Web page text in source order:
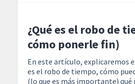
¿Qué es el robo de
cómo ponerle fin)
En este artículo, explicaremos
es el robo de tiempo, cómo
(lo que es más importante) qué